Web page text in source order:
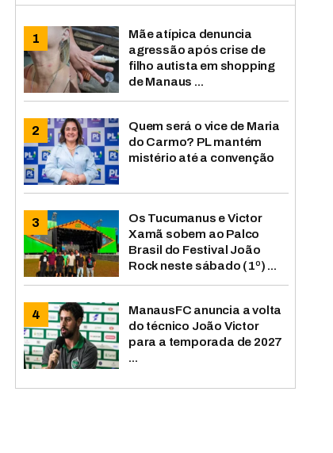
Mãe atípica denuncia
agressão após crise de
filho autista em shopping
de Manaus ...
Quem será o vice de Maria
do Carmo? PL mantém
mistério até a convenção
Os Tucumanus e Victor
Xamã sobem ao Palco
Brasil do Festival João
Rock neste sábado (1º) ...
ManausFC anuncia a volta
do técnico João Victor
para a temporada de 2027
...